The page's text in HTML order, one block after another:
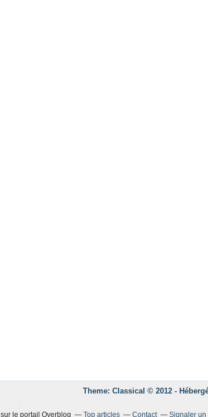
Theme: Classical © 2012 -
sur le portail Overblog Top articles Contact Signaler un